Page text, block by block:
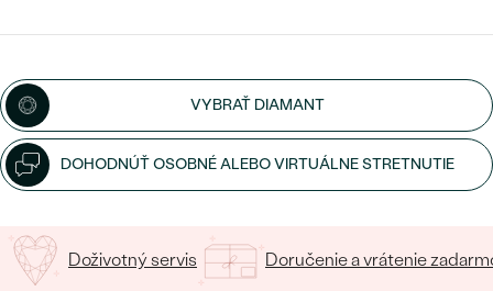
Najpredávanejšie
svadobné
obrúčky
PODĽA MATERIÁLU
ZLATO
STRIEBRO
S DRAHOKAMAMI
S LAB GROWN DIAMANTMI
S PERLAMI
PERSONALIZOVANÉ
CENOVO DOSTUPNÉ
LUXUSNÉ
Napíšte iniciály/text
15/ 15 ZNAKOV
VYBRAŤ DIAMANT
DOHODNÚŤ OSOBNÉ ALEBO VIRTUÁLNE STRETNUTIE
Doživotný servis Doručenie a vrátenie